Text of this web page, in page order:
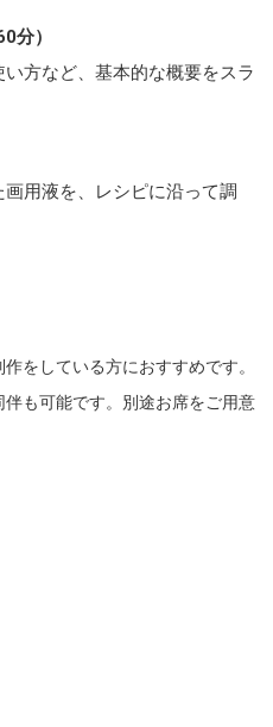
分）
方など、基本的な概要をスラ
用液を、レシピに沿って調
をしている方におすすめです。
も可能です。別途お席をご用意